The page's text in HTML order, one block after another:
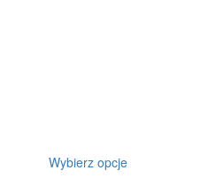
Wybierz opcjeTen